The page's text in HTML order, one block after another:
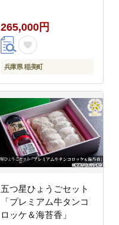
265,000円
兵庫県 稲美町
五つ星ひょうごセット
「プレミアム牛タンコ
ロッケ＆海苔香」